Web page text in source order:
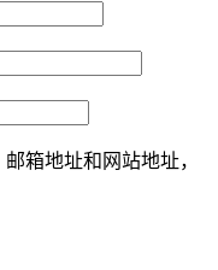
箱地址和网站地址，